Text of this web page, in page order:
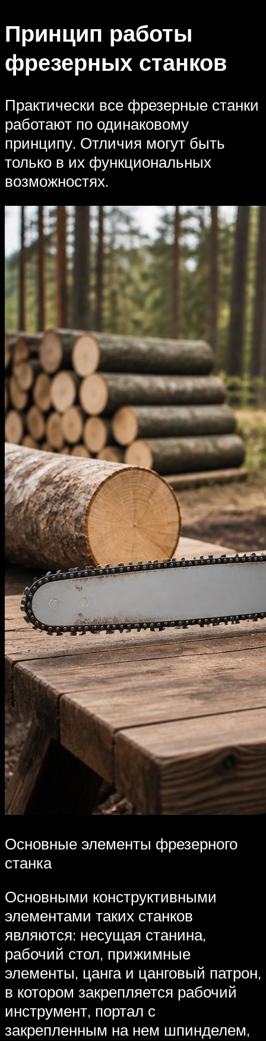
Принцип работы
фрезерных станков
Практически все фрезерные станки
работают по одинаковому
принципу. Отличия могут быть
только в их функциональных
возможностях.
Основные элементы фрезерного
станка
Основными конструктивными
элементами таких станков
являются: несущая станина,
рабочий стол, прижимные
элементы, цанга и цанговый патрон,
в котором закрепляется рабочий
инструмент, портал с
закрепленным на нем шпинделем,